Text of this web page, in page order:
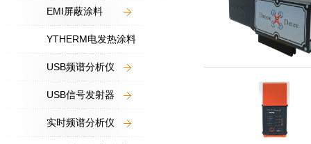
EMI屏蔽涂料
YTHERM电发热涂料
USB频谱分析仪
USB信号发射器
实时频谱分析仪